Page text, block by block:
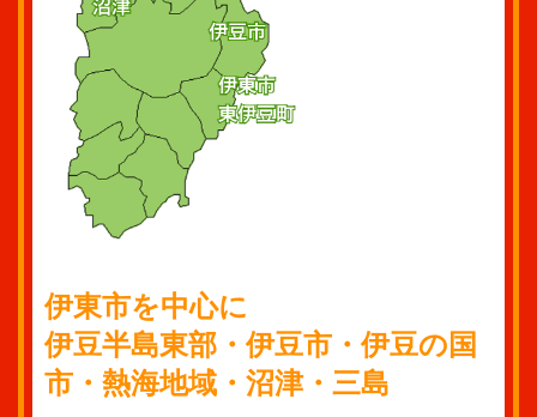
伊東市を中心に
伊豆半島東部・伊豆市・伊豆の国
市・熱海地域・沼津・三島